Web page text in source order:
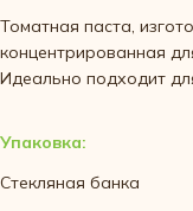
Томатная паста,
концентрированная
Идеально подходит
Упаковка:
Стекляная банка